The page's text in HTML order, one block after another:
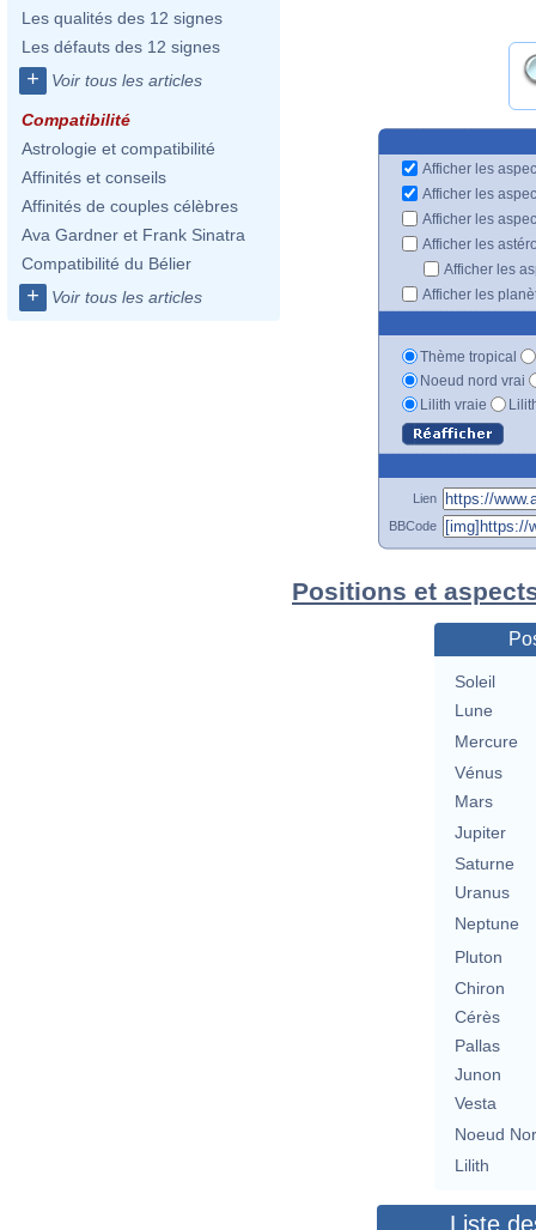
Les qualités des 12 signes
Les défauts des 12 signes
+ Voir tous les articles
Compatibilité
Astrologie et compatibilité
Affinités et conseils
Affinités de couples célèbres
Ava Gardner et Frank Sinatra
Compatibilité du Bélier
+ Voir tous les articles
Afficher les
Afficher les
Afficher les
Afficher les
Afficher les
Afficher les
Thème tropical
Noeud nord vrai
Lilith vraie
Lien
BBCode
Positions et
Soleil
Lune
Mercure
Vénus
Mars
Jupiter
Saturne
Uranus
Neptune
Pluton
Chiron
Cérès
Pallas
Junon
Vesta
Noeud
Lilith
Liste